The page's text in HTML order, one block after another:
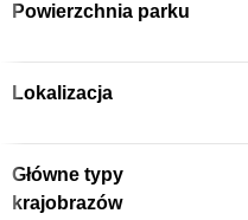
Powierzchnia parku
Lokalizacja
Główne typy
krajobrazów